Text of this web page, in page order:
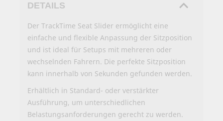
DETAILS
Der TrackTime Seat Slider ermöglicht eine
einfache und flexible Anpassung der Sitzposition
und ist ideal für Setups mit mehreren oder
wechselnden Fahrern. Die perfekte Sitzposition
kann innerhalb von Sekunden gefunden werden.
Erhältlich in Standard- oder verstärkter
Ausführung, um unterschiedlichen
Belastungsanforderungen gerecht zu werden.